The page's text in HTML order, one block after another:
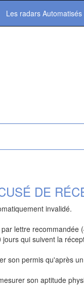
Les radars Automatisés
DE
invalidé.
lettre recommandée
qui suivent la
son permis qu'après
son aptitude